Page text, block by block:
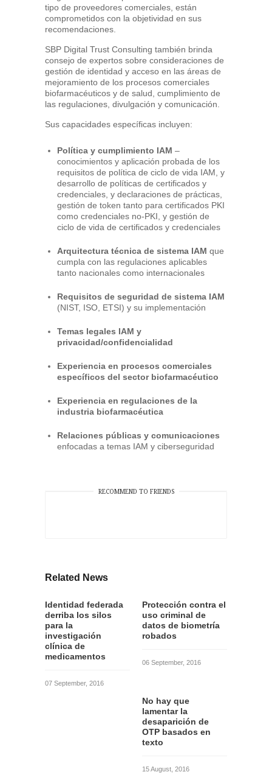
tipo de proveedores comerciales, están
comprometidos con la objetividad en sus
recomendaciones.
SBP Digital Trust Consulting también brinda
consejo de expertos sobre consideraciones de
gestión de identidad y acceso en las áreas de
mejoramiento de los procesos comerciales
biofarmacéuticos y de salud, cumplimiento de
las regulaciones, divulgación y comunicación.
Sus capacidades específicas incluyen:
Política y cumplimiento IAM –
conocimientos y aplicación probada de los
requisitos de política de ciclo de vida IAM, y
desarrollo de políticas de certificados y
credenciales, y declaraciones de prácticas,
gestión de token tanto para certificados PKI
como credenciales no-PKI, y gestión de
ciclo de vida de certificados y credenciales
Arquitectura técnica de sistema IAM que
cumpla con las regulaciones aplicables
tanto nacionales como internacionales
Requisitos de seguridad de sistema IAM
(NIST, ISO, ETSI) y su implementación
Temas legales IAM y
privacidad/confidencialidad
Experiencia en procesos comerciales
específicos del sector biofarmacéutico
Experiencia en regulaciones de la
industria biofarmacéutica
Relaciones públicas y comunicaciones
enfocadas a temas IAM y ciberseguridad
RECOMMEND TO FRIENDS
Related News
Identidad federada
derriba los silos
para la
investigación
clínica de
medicamentos
07 September, 2016
Protección contra el
uso criminal de
datos de biometría
robados
06 September, 2016
No hay que
lamentar la
desaparición de
OTP basados en
texto
15 August, 2016